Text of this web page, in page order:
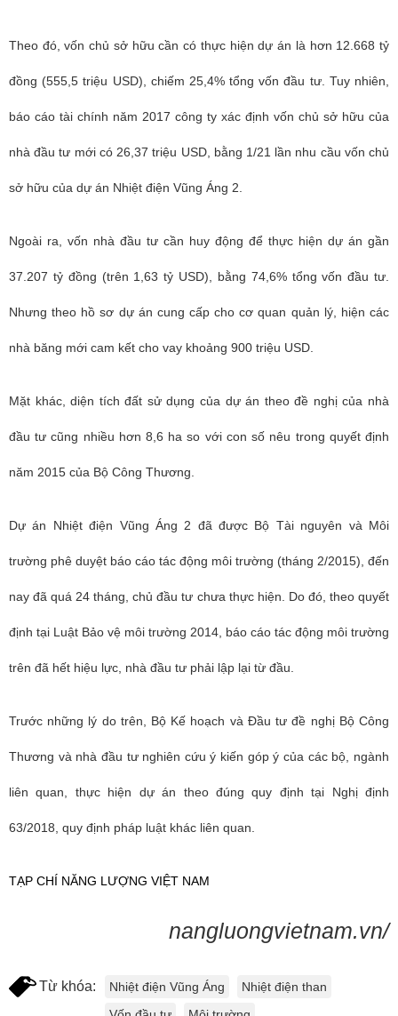
Theo đó, vốn chủ sở hữu cần có thực hiện dự án là hơn 12.668 tỷ
đồng (555,5 triệu USD), chiếm 25,4% tổng vốn đầu tư. Tuy nhiên,
báo cáo tài chính năm 2017 công ty xác định vốn chủ sở hữu của
nhà đầu tư mới có 26,37 triệu USD, bằng 1/21 lần nhu cầu vốn chủ
sở hữu của dự án Nhiệt điện Vũng Áng 2.
Ngoài ra, vốn nhà đầu tư cần huy động để thực hiện dự án gần
37.207 tỷ đồng (trên 1,63 tỷ USD), bằng 74,6% tổng vốn đầu tư.
Nhưng theo hồ sơ dự án cung cấp cho cơ quan quản lý, hiện các
nhà băng mới cam kết cho vay khoảng 900 triệu USD.
Mặt khác, diện tích đất sử dụng của dự án theo đề nghị của nhà
đầu tư cũng nhiều hơn 8,6 ha so với con số nêu trong quyết định
năm 2015 của Bộ Công Thương.
Dự án Nhiệt điện Vũng Áng 2 đã được Bộ Tài nguyên và Môi
trường phê duyệt báo cáo tác động môi trường (tháng 2/2015), đến
nay đã quá 24 tháng, chủ đầu tư chưa thực hiện. Do đó, theo quyết
định tại Luật Bảo vệ môi trường 2014, báo cáo tác động môi trường
trên đã hết hiệu lực, nhà đầu tư phải lập lại từ đầu.
Trước những lý do trên, Bộ Kế hoạch và Đầu tư đề nghị Bộ Công
Thương và nhà đầu tư nghiên cứu ý kiến góp ý của các bộ, ngành
liên quan, thực hiện dự án theo đúng quy định tại Nghị định
63/2018, quy định pháp luật khác liên quan.
TẠP CHÍ NĂNG LƯỢNG VIỆT NAM
nangluongvietnam.vn/
Từ khóa: Nhiệt điện Vũng Áng
Nhiệt điện than